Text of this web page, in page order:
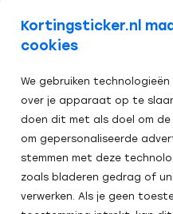
Kortingsticker.nl
cookies
We gebruiken
over je apparaat op te
doen dit met als doel om
om gepersonaliseerde
stemmen met deze
zoals bladeren gedrag of
verwerken. Als je geen